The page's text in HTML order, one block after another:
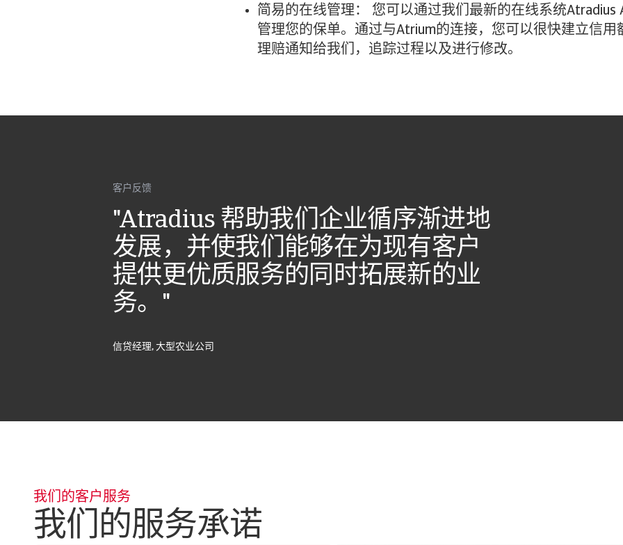
简易的在线管理： 您可以通过我们最新的在线系统Atradius
管理您的保单。通过与Atrium的连接，您可以很快建立信用
理赔通知给我们，追踪过程以及进行修改。
客户反馈
"Atradius 帮助我们企业循序渐进地
发展，并使我们能够在为现有客户
提供更优质服务的同时拓展新的业
务。"
信贷经理, 大型农业公司
我们的客户服务
我们的服务承诺